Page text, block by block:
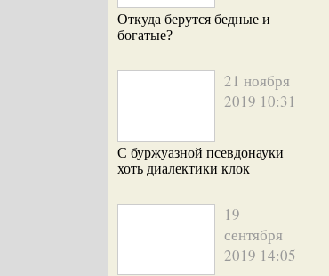
Откуда берутся бедные и
богатые?
21 ноября
2019 10:31
С буржуазной псевдонауки
хоть диалектики клок
19
сентября
2019 14:05